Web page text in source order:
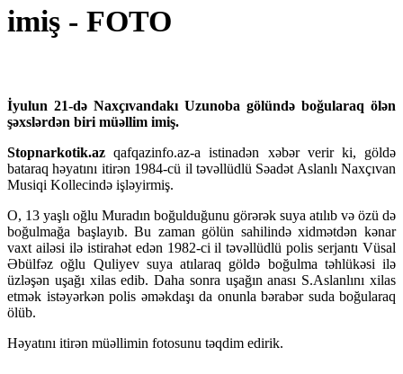
imiş - FOTO
İyulun 21-də Naxçıvandakı Uzunoba gölündə boğularaq ölən
şəxslərdən biri müəllim imiş.
Stopnarkotik.az qafqazinfo.az-a istinadən xəbər verir ki, göldə
bataraq həyatını itirən 1984-cü il təvəllüdlü Səadət Aslanlı Naxçıvan
Musiqi Kollecində işləyirmiş.
O, 13 yaşlı oğlu Muradın boğulduğunu görərək suya atılıb və özü də
boğulmağa başlayıb. Bu zaman gölün sahilində xidmətdən kənar
vaxt ailəsi ilə istirahət edən 1982-ci il təvəllüdlü polis serjantı Vüsal
Əbülfəz oğlu Quliyev suya atılaraq göldə boğulma təhlükəsi ilə
üzləşən uşağı xilas edib. Daha sonra uşağın anası S.Aslanlını xilas
etmək istəyərkən polis əməkdaşı da onunla bərabər suda boğularaq
ölüb.
Həyatını itirən müəllimin fotosunu təqdim edirik.